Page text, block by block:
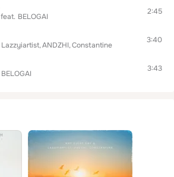
feat. BELOGAI
2:45
Lazzyiartist ANDZHI Constantine
3:40
BELOGAI
3:43